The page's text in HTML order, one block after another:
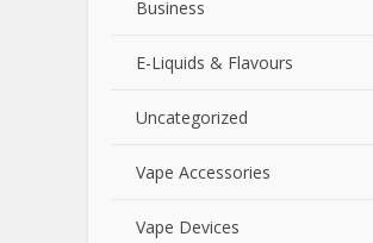
Business
E-Liquids & Flavours
Uncategorized
Vape Accessories
Vape Devices